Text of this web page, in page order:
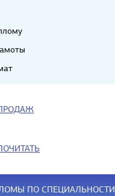
ПО СПЕЦИАЛЬНОСТИ